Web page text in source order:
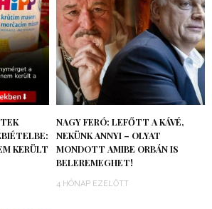
KERÜLT
NAGY FERÓ: LEFŐTT A KÁVÉ,
NEKÜNK ANNYI – OLYAT
MONDOTT AMIBE ORBÁN IS
BELEREMEGHET!
4 HÓNAP EZELŐTT